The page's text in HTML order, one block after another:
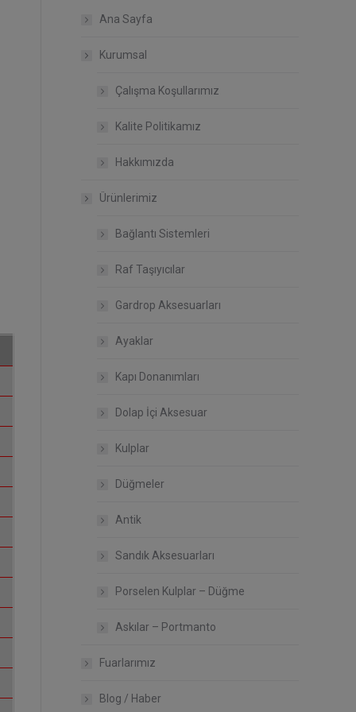
Ana Sayfa
Kurumsal
Çalışma Koşullarımız
Kalite Politikamız
Hakkımızda
Ürünlerimiz
Bağlantı Sistemleri
Raf Taşıyıcılar
Gardrop Aksesuarları
Ayaklar
Kapı Donanımları
Dolap İçi Aksesuar
Kulplar
Düğmeler
Antik
Sandık Aksesuarları
Porselen Kulplar – Düğme
Askılar – Portmanto
Fuarlarımız
Blog / Haber